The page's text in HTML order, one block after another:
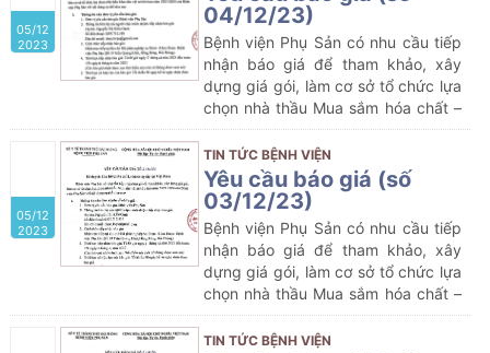
xét nghiệm huyết học của Bệnh
viện Phụ Sản Hải Phòng
05/12
2023
04/12/23)
Bệnh viện Phụ Sản có nhu cầu tiếp
nhận báo giá để tham khảo, xây
dựng giá gói, làm cơ sở tổ chức lựa
chọn nhà thầu Mua sắm hóa chất –
vật tư y tế của Bệnh viện Phụ Sản
05/12
2023
TIN TỨC BỆNH VIỆN
Yêu cầu báo giá (số
03/12/23)
Bệnh viện Phụ Sản có nhu cầu tiếp
nhận báo giá để tham khảo, xây
dựng giá gói, làm cơ sở tổ chức lựa
chọn nhà thầu Mua sắm hóa chất –
vật tư y tế của Bệnh viện Phụ Sản
TIN TỨC BỆNH VIỆN